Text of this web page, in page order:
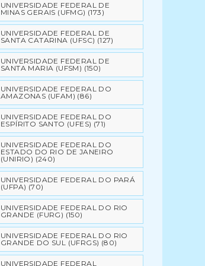
UNIVERSIDADE FEDERAL DE
MINAS GERAIS (UFMG) (173)
UNIVERSIDADE FEDERAL DE
SANTA CATARINA (UFSC) (127)
UNIVERSIDADE FEDERAL DE
SANTA MARIA (UFSM) (150)
UNIVERSIDADE FEDERAL DO
AMAZONAS (UFAM) (86)
UNIVERSIDADE FEDERAL DO
ESPÍRITO SANTO (UFES) (71)
UNIVERSIDADE FEDERAL DO
ESTADO DO RIO DE JANEIRO
(UNIRIO) (240)
UNIVERSIDADE FEDERAL DO PARÁ
(UFPA) (70)
UNIVERSIDADE FEDERAL DO RIO
GRANDE (FURG) (150)
UNIVERSIDADE FEDERAL DO RIO
GRANDE DO SUL (UFRGS) (80)
UNIVERSIDADE FEDERAL